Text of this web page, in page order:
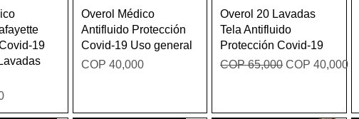
19
Quick View
Overol Médico
Antifluido Protección
Covid-19 Uso general
Price
COP 40,000
Quick View
Overol 20 Lavadas
Tela Antifluido
Protección Covid-19
Regular Price
COP 65,000 Sale Price
COP 40,000